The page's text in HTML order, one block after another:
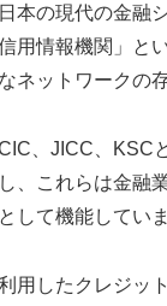
本の現代の金融
用情報機関」と
ネットワークの
、JICC、KSC
、これらは金融
して機能していま
用したクレジッ